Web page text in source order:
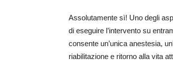
Assolutamente sì! Uno degli
di eseguire l’intervento su
consente un’unica anestesia,
riabilitazione e ritorno alla vita